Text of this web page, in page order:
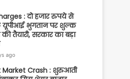
: दो हजार रुपये से
भुगतान पर शुल्क
तैयारी, सरकार का बड़ा
ago
Market Crash : शुरुआती